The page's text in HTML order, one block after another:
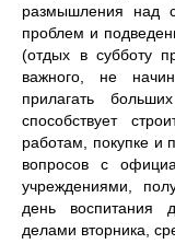
размышления над
проблем и
(отдых в субботу
важного, не
прилагать
способствует
работам, покупке и
вопросов с
учреждениями,
день воспитания
делами вторника,